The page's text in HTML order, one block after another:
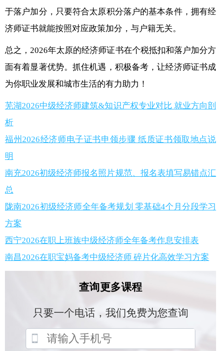
于落户加分，只要符合太原积分落户的基本条件，拥有经
济师证书就能按照对应政策加分，与户籍无关。
总之，2026年太原的经济师证书在个税抵扣和落户加分方
面有着显著优势。抓住机遇，积极备考，让经济师证书成
为你职业发展和城市生活的有力助力！
芜湖2026中级经济师建筑&知识产权专业对比 就业方向剖
析
福州2026经济师电子证书申领步骤 纸质证书领取地点说
明
南充2026初级经济师报名照片规范、报名表填写易错点汇
总
陇南2026初级经济师全年备考规划 零基础4个月分段学习
方案
西宁2026在职上班族中级经济师全年备考作息安排表
南昌2026在职宝妈备考中级经济师 碎片化高效学习方案